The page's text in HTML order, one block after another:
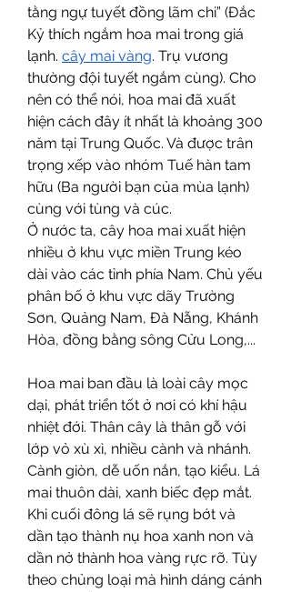
tằng ngự tuyết đồng lãm chi” (Đắc
Kỷ thích ngắm hoa mai trong giá
lạnh. cây mai vàng. Trụ vương
thường đội tuyết ngắm cùng). Cho
nên có thể nói, hoa mai đã xuất
hiện cách đây ít nhất là khoảng 300
năm tại Trung Quốc. Và được trân
trọng xếp vào nhóm Tuế hàn tam
hữu (Ba người bạn của mùa lạnh)
cùng với tùng và cúc.
Ở nước ta, cây hoa mai xuất hiện
nhiều ở khu vực miền Trung kéo
dài vào các tỉnh phía Nam. Chủ yếu
phân bố ở khu vực dãy Trường
Sơn, Quảng Nam, Đà Nẵng, Khánh
Hòa, đồng bằng sông Cửu Long,...
Hoa mai ban đầu là loài cây mọc
dại, phát triển tốt ở nơi có khí hậu
nhiệt đới. Thân cây là thân gỗ với
lớp vỏ xù xì, nhiều cành và nhánh.
Cành giòn, dễ uốn nắn, tạo kiểu. Lá
mai thuôn dài, xanh biếc đẹp mắt.
Khi cuối đông lá sẽ rụng bớt và
dần tạo thành nụ hoa xanh non và
dần nở thành hoa vàng rực rỡ. Tùy
theo chủng loại mà hình dáng cánh